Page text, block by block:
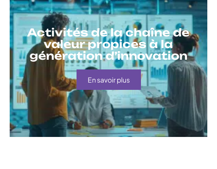
Activités de la chaîne de
valeur propices à la
génération d’innovation
En savoir plus